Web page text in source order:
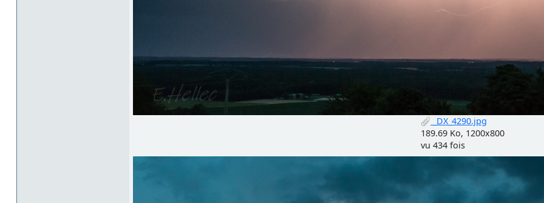
_DX_4290.jpg
189.69 Ko, 1200x800
vu 434 fois